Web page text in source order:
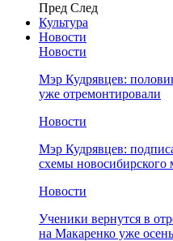
Пред След
Культура
Новости
Новости
Мэр Кудрявцев:
уже отремонтировали
Новости
Мэр Кудрявцев:
схемы новосибирского
Новости
Ученики вернутся в
на Макаренко уже